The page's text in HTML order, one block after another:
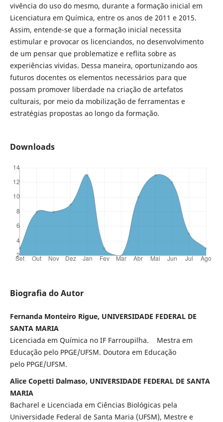
vivência do uso do mesmo, durante a formação inicial em
Licenciatura em Química, entre os anos de 2011 e 2015.
Assim, entende-se que a formação inicial necessita
estimular e provocar os licenciandos, no desenvolvimento
de um pensar que problematize e reflita sobre as
experiências vividas. Dessa maneira, oportunizando aos
futuros docentes os elementos necessários para que
possam promover liberdade na criação de artefatos
culturais, por meio da mobilização de ferramentas e
estratégias propostas ao longo da formação.
Downloads
Biografia do Autor
Fernanda Monteiro Rigue, UNIVERSIDADE FEDERAL DE
SANTA MARIA
Licenciada em Química no IF Farroupilha. Mestra em
Educação pelo PPGE/UFSM. Doutora em Educação
pelo PPGE/UFSM.
Alice Copetti Dalmaso, UNIVERSIDADE FEDERAL DE SANTA
MARIA
Bacharel e Licenciada em Ciências Biológicas pela
Universidade Federal de Santa Maria (UFSM), Mestre e